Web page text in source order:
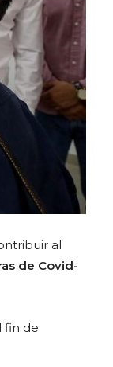
al
de Covid-
fin de